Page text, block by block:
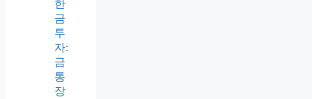
한
금
투
자:
금
통
장